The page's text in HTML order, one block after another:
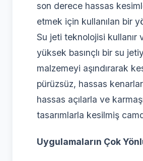
son derece hassas
etmek için kullanılan bir
Su jeti teknolojisi kullanır
yüksek basınçlı bir su
malzemeyi aşındırarak
pürüzsüz, hassas
hassas açılarla ve
tasarımlarla kesilmiş
Uygulamaların Çok